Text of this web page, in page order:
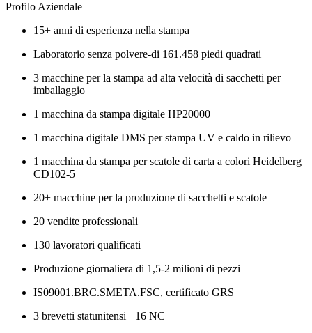
Profilo Aziendale
15+ anni di esperienza nella stampa
Laboratorio senza polvere-di 161.458 piedi quadrati
3 macchine per la stampa ad alta velocità di sacchetti per
imballaggio
1 macchina da stampa digitale HP20000
1 macchina digitale DMS per stampa UV e caldo in rilievo
1 macchina da stampa per scatole di carta a colori Heidelberg
CD102-5
20+ macchine per la produzione di sacchetti e scatole
20 vendite professionali
130 lavoratori qualificati
Produzione giornaliera di 1,5-2 milioni di pezzi
IS09001.BRC.SMETA.FSC, certificato GRS
3 brevetti statunitensi +16 NC